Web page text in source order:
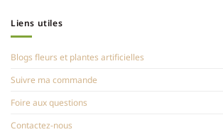
Liens utiles
Blogs fleurs et plantes artificielles
Suivre ma commande
Foire aux questions
Contactez-nous